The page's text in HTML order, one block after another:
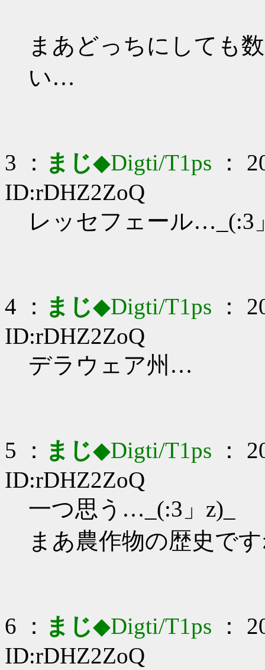
まあどっちにしても
い…
3 ： まじ◆Digti/T1ps ：
ID:rDHZ2ZoQ
レッセフェール…_(:3
4 ： まじ◆Digti/T1ps ：
ID:rDHZ2ZoQ
デラウェア州…
5 ： まじ◆Digti/T1ps ：
ID:rDHZ2ZoQ
一つ思う…_(:3」z)_
まあ農作物の歴史で
6 ： まじ◆Digti/T1ps ：
ID:rDHZ2ZoQ